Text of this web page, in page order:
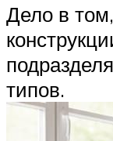
Дело в
типов.